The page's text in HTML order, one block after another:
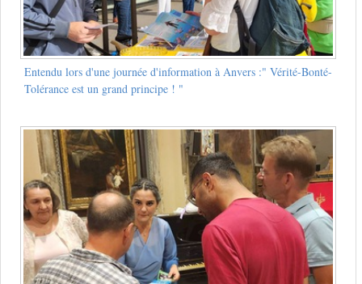
Entendu lors d'une journée d'information à Anvers :" Vérité-Bonté-
Tolérance est un grand principe ! "